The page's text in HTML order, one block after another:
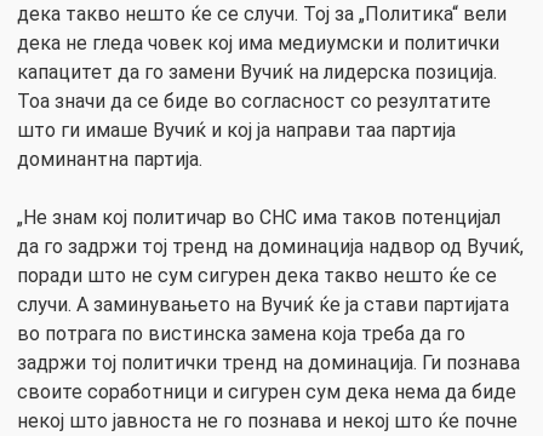
дека такво нешто ќе се случи. Тој за „Политика“ вели
дека не гледа човек кој има медиумски и политички
капацитет да го замени Вучиќ на лидерска позиција.
Тоа значи да се биде во согласност со резултатите
што ги имаше Вучиќ и кој ја направи таа партија
доминантна партија.
„Не знам кој политичар во СНС има таков потенцијал
да го задржи тој тренд на доминација надвор од Вучиќ,
поради што не сум сигурен дека такво нешто ќе се
случи. А заминувањето на Вучиќ ќе ја стави партијата
во потрага по вистинска замена која треба да го
задржи тој политички тренд на доминација. Ги познава
своите соработници и сигурен сум дека нема да биде
некој што јавноста не го познава и некој што ќе почне